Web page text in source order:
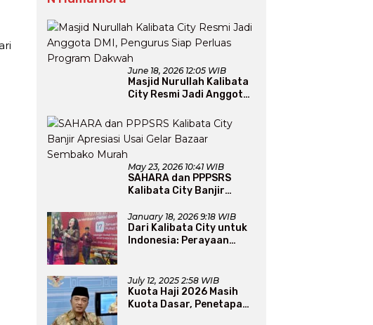
June 18, 2026 12:05 WIB
Masjid Nurullah Kalibata
City Resmi Jadi Anggota
Perluas Program Dakwah
May 23, 2026 10:41 WIB
SAHARA dan PPPSRS
Kalibata City Banjir
Bazaar Sembako Murah
January 18, 2026 9:18 WIB
Dari Kalibata City untuk
Indonesia: Perayaan
Iman
July 12, 2025 2:58 WIB
Kuota Haji 2026 Masih
Kuota Dasar, Penetapan